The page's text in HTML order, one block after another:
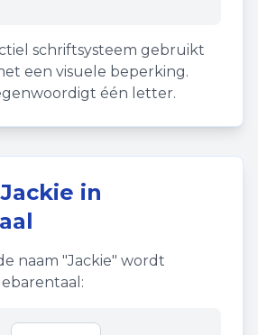
schriftsysteem gebruikt
een visuele beperking.
één letter.
Jackie in
naam "Jackie" wordt